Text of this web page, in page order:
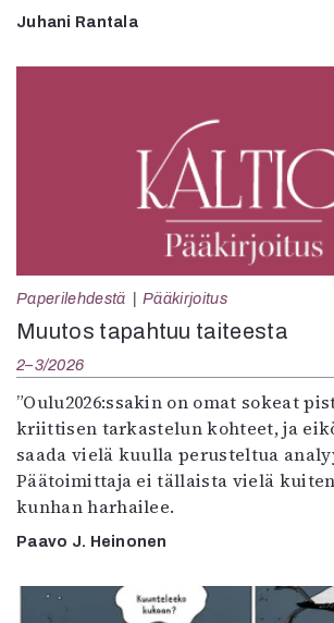
Juhani Rantala
Paperilehdestä Pääkirjoitus
Muutos tapahtuu taiteesta
2–3/2026
”Oulu2026:ssakin on omat sokeat
kriittisen tarkastelun kohteet, ja
saada vielä kuulla perusteltua
Päätoimittaja ei tällaista vielä
kunhan harhailee.
Paavo J. Heinonen